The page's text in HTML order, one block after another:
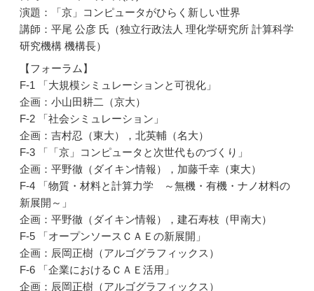
演題：「京」コンピュータがひらく新しい世界
講師：平尾 公彦 氏（独立行政法人 理化学研究所 計算科学
研究機構 機構長）
【フォーラム】
F-1 「大規模シミュレーションと可視化」
企画：小山田耕二（京大）
F-2 「社会シミュレーション」
企画：吉村忍（東大），北英輔（名大）
F-3 「「京」コンピュータと次世代ものづくり」
企画：平野徹（ダイキン情報），加藤千幸（東大）
F-4 「物質・材料と計算力学 ～無機・有機・ナノ材料の
新展開～」
企画：平野徹（ダイキン情報），建石寿枝（甲南大）
F-5 「オープンソースＣＡＥの新展開」
企画：辰岡正樹（アルゴグラフィックス）
F-6 「企業におけるＣＡＥ活用」
企画：辰岡正樹（アルゴグラフィックス）